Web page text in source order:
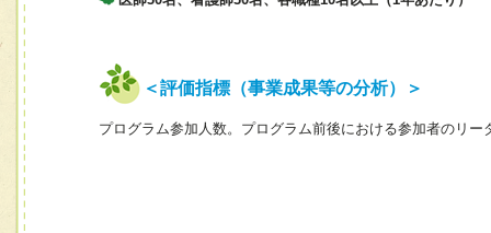
＜評価指標（事業成果等の分析）＞
プログラム参加人数。プログラム前後における参加者のリ